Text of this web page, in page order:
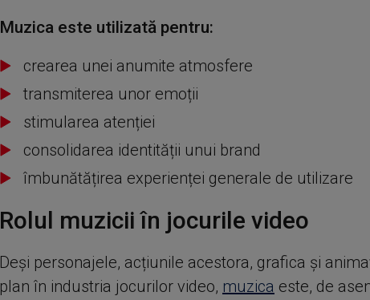
Muzica este utilizată pentru:
crearea unei anumite atmosfere
transmiterea unor emoții
stimularea atenției
consolidarea identității unui brand
îmbunătățirea experienței generale de utilizare
Rolul muzicii în jocurile video
Deși personajele, acțiunile acestora, grafica și
plan în industria jocurilor video, muzica este, de